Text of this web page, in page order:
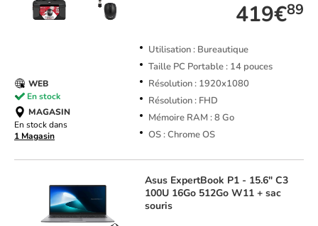
419€89
Utilisation : Bureautique
Taille PC Portable : 14 pouces
Résolution : 1920x1080
Résolution : FHD
Mémoire RAM : 8 Go
OS : Chrome OS
WEB
En stock
MAGASIN
En stock dans
1 Magasin
Asus ExpertBook P1 - 15.6" C3
100U 16Go 512Go W11 + sac
souris